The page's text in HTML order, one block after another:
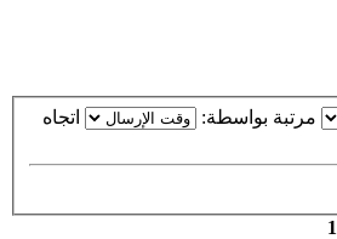
مرتبة بواسطة:
اتجاه
1